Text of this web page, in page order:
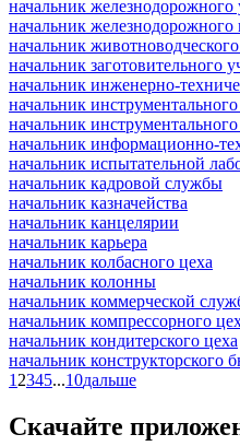
начальник железнодорожного
начальник железнодорожного
начальник
начальник заготовительного
начальник инженерно-
начальник инструментального
начальник инструментального
начальник информационно-
начальник испытательной
начальник кадровой службы
начальник казначейства
начальник канцелярии
начальник карьера
начальник колбасного цеха
начальник колонны
начальник коммерческой
начальник компрессорного
начальник кондитерского цеха
начальник конструкторского
1 2345...10дальше
Скачайте